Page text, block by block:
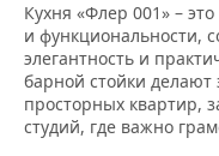
Кухня «Флер 001» –
и функциональности,
элегантность и
барной стойки
просторных квартир,
студий, где важно